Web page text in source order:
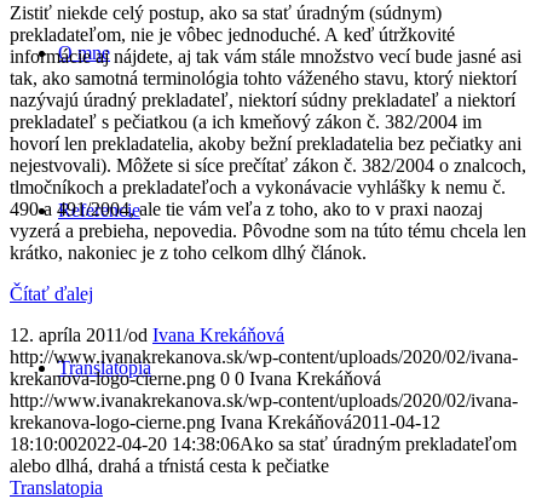
O mne
Referencie
Translatopia
Zistiť niekde celý postup, ako sa stať úradným (súdnym)
prekladateľom, nie je vôbec jednoduché. A keď útržkovité
informácie aj nájdete, aj tak vám stále množstvo vecí bude jasné asi
tak, ako samotná terminológia tohto váženého stavu, ktorý niektorí
nazývajú úradný prekladateľ, niektorí súdny prekladateľ a niektorí
prekladateľ s pečiatkou (a ich kmeňový zákon č. 382/2004 im
hovorí len prekladatelia, akoby bežní prekladatelia bez pečiatky ani
nejestvovali). Môžete si síce prečítať zákon č. 382/2004 o znalcoch,
tlmočníkoch a prekladateľoch a vykonávacie vyhlášky k nemu č.
490 a 491/2004, ale tie vám veľa z toho, ako to v praxi naozaj
vyzerá a prebieha, nepovedia. Pôvodne som na túto tému chcela len
krátko, nakoniec je z toho celkom dlhý článok.
Čítať ďalej
12. apríla 2011/od Ivana Krekáňová
http://www.ivanakrekanova.sk/wp-content/uploads/2020/02/ivana-
krekanova-logo-cierne.png 0 0 Ivana Krekáňová
http://www.ivanakrekanova.sk/wp-content/uploads/2020/02/ivana-
krekanova-logo-cierne.png Ivana Krekáňová2011-04-12
18:10:002022-04-20 14:38:06Ako sa stať úradným prekladateľom
alebo dlhá, drahá a tŕnistá cesta k pečiatke
Translatopia